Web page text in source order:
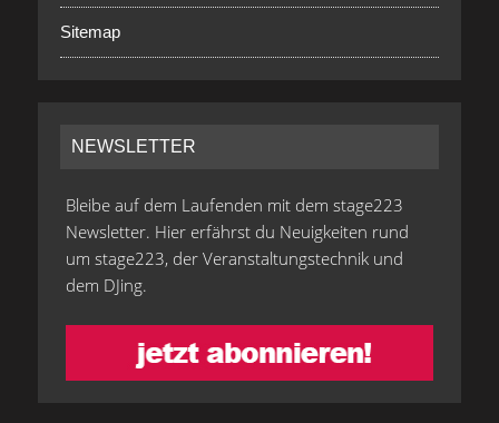
Sitemap
NEWSLETTER
Bleibe auf dem Laufenden mit dem stage223
Newsletter. Hier erfährst du Neuigkeiten rund
um stage223, der Veranstaltungstechnik und
dem DJing.